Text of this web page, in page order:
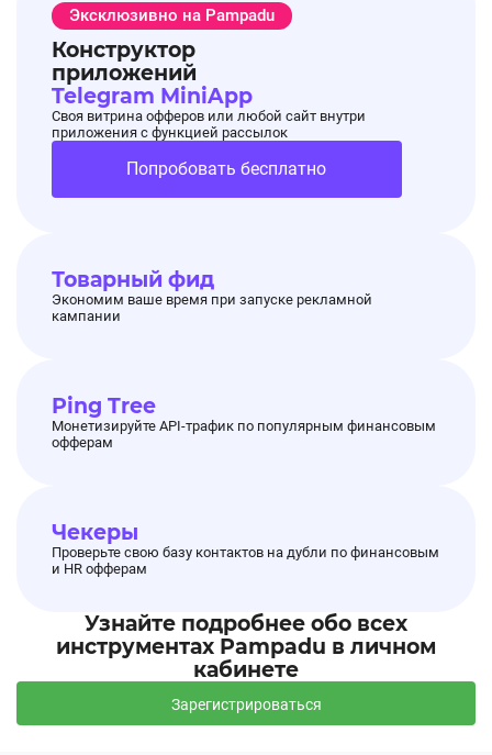
Эксклюзивно на Pampadu
Конструктор
приложений
Telegram MiniApp
Своя витрина офферов или любой сайт внутри
приложения с функцией рассылок
Попробовать бесплатно
Товарный фид
Экономим ваше время при запуске рекламной
кампании
Ping Tree
Монетизируйте API-трафик по популярным финансовым
офферам
Чекеры
Проверьте свою базу контактов на дубли по финансовым
и HR офферам
Узнайте подробнее обо всех
инструментах Pampadu в личном
кабинете
Зарегистрироваться